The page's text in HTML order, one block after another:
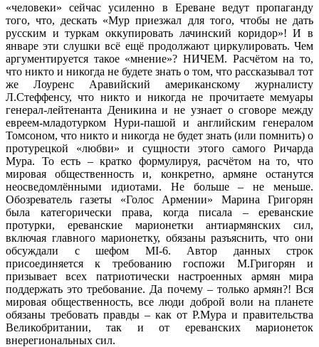
«человеки» сейчас усиленно в Ереване ведут пропаганду
того, что, дескать «Мур приезжал для того, чтобы не дать
русским и туркам оккупировать лачинский коридор»! И в
январе эти слушки всё ещё продолжают циркулировать. Чем
аргументируется такое «мнение»? НИЧЕМ. Расчётом на то,
что никто и никогда не будете знать о том, что рассказывал тот
же Лоуренс Аравийский американскому журналисту
Л.Стеффенсу, что никто и никогда не прочитаете мемуары
генерал-лейтенанта Деникина и не узнает о сговоре между
евреем-младотурком Нури-пашой и английским генералом
Томсоном, что никто и никогда не будет знать (или помнить) о
протурецкой «любви» и сущности этого самого Ричарда
Мура. То есть – кратко формулируя, расчётом на то, что
мировая общественность и, конкретно, армяне останутся
неосведомлёнными идиотами. Не больше – не меньше.
Обозреватель газеты «Голос Армении» Марина Григорян
была категорически права, когда писала – ереванские
протурки, ереванские марионетки антиармянских сил,
включая главного марионетку, обязаны разъяснить, что они
обсуждали с шефом MI-6. Автор данных строк
присоединяется к требованию госпожи М.Григорян и
призывает всех патриотически настроенных армян мира
поддержать это требование. Да почему – только армян?! Вся
мировая общественность, все люди доброй воли на планете
обязаны требовать правды – как от Р.Мура и правительства
Великобритании, так и от ереванских марионеток
внерегиональных сил.